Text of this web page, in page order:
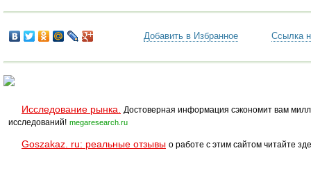
Добавить в Избранное Ссылка
Исследование рынка.
Достоверная информация сэкономит вам
исследований! megaresearch.ru
Goszakaz. ru: реальные отзывы о работе с этим сайтом читайте